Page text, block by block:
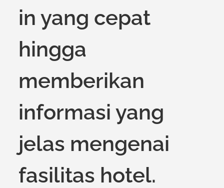
in yang cepat
hingga
memberikan
informasi yang
jelas mengenai
fasilitas hotel.